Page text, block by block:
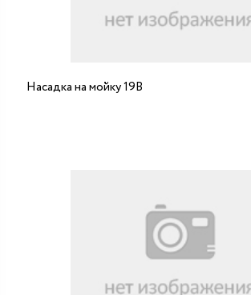
Насадка на мойку 19В